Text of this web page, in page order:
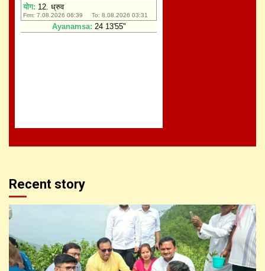
Recent story